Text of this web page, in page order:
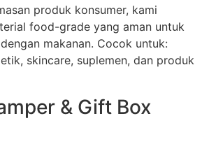
produk konsumer, kami
food-grade yang aman untuk
makanan. Cocok untuk:
skincare, suplemen, dan produk
& Gift Box